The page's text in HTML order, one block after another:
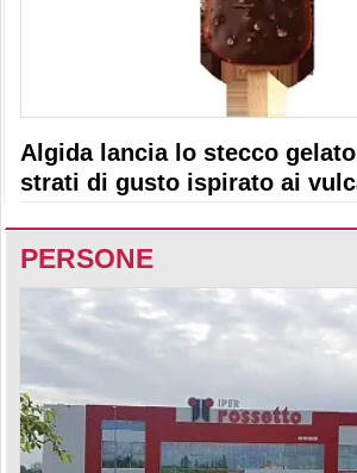
Algida lancia lo stecco
strati di gusto ispirato ai
PERSONE